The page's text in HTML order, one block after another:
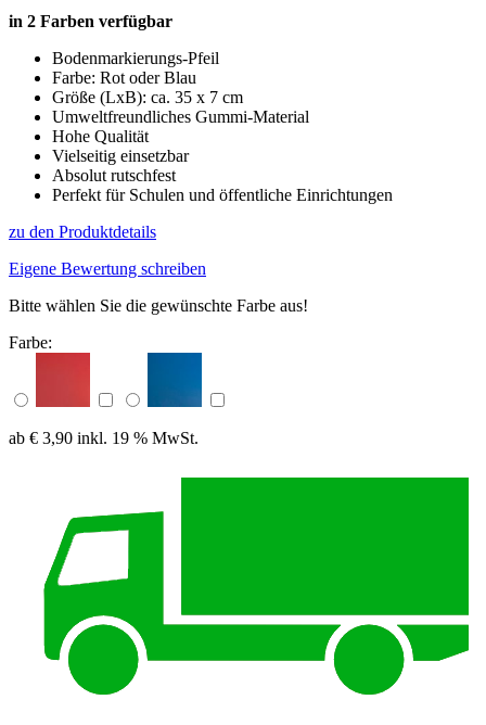
in 2 Farben verfügbar
Bodenmarkierungs-Pfeil
Farbe: Rot oder Blau
Größe (LxB): ca. 35 x 7 cm
Umweltfreundliches Gummi-Material
Hohe Qualität
Vielseitig einsetzbar
Absolut rutschfest
Perfekt für Schulen und öffentliche Einrichtungen
zu den Produktdetails
Eigene Bewertung schreiben
Bitte wählen Sie die gewünschte Farbe aus!
Farbe:
ab € 3,90 inkl. 19 % MwSt.